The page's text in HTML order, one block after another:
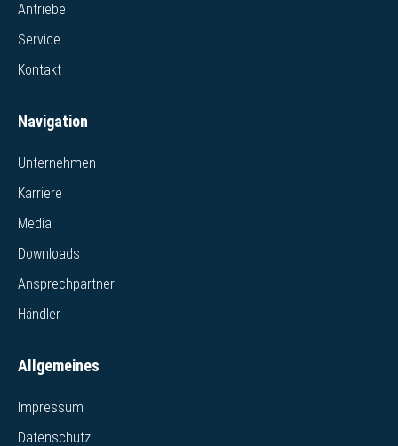
Antriebe
Service
Kontakt
Navigation
Unternehmen
Karriere
Media
Downloads
Ansprechpartner
Händler
Allgemeines
Impressum
Datenschutz